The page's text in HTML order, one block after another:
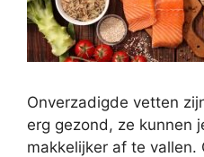
Onverzadigde vetten
erg gezond, ze kunnen
makkelijker af te vallen.